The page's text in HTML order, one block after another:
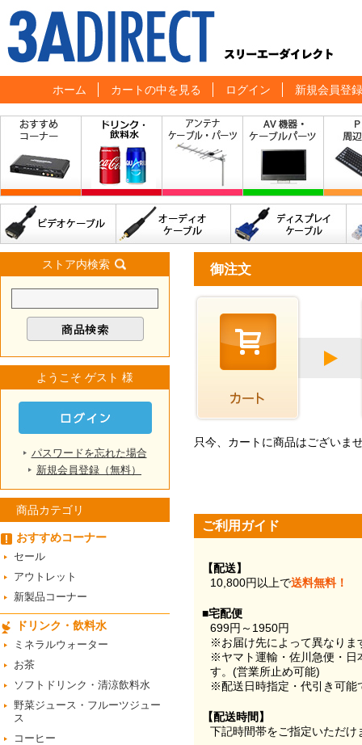
ホーム カートの中を見る ログイン 新規会員登録
御注文
只今、カートに商品はございま
ご利用ガイド
【配送】
10,800円以上で送料無料！
■宅配便
699円～1950円
※お届け先によって異なりま
※ヤマト運輸・佐川急便・日
す。(営業所止め可能)
※配送日時指定・代引き可能
【配送時間】
下記時間帯をご指定いただけ
ストア内検索
ようこそ ゲスト 様
パスワードを忘れた場合
新規会員登録（無料）
商品カテゴリ
おすすめコーナー
セール
アウトレット
新製品コーナー
ドリンク・飲料水
ミネラルウォーター
お茶
ソフトドリンク・清涼飲料水
野菜ジュース・フルーツジュー
ス
コーヒー